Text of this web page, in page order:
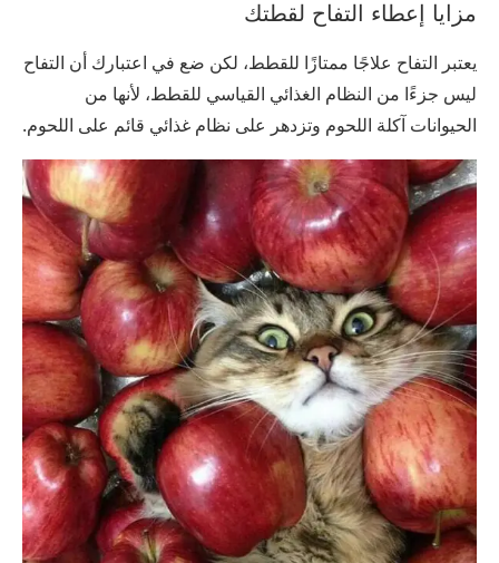
مزايا إعطاء التفاح لقطتك
يعتبر التفاح علاجًا ممتازًا للقطط، لكن ضع في اعتبارك أن التفاح
ليس جزءًا من النظام الغذائي القياسي للقطط، لأنها من
الحيوانات آكلة اللحوم وتزدهر على نظام غذائي قائم على اللحوم.